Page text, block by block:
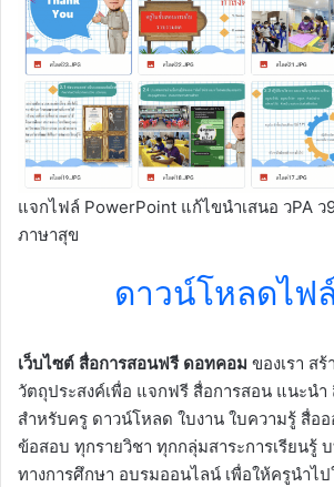
แจกไฟล์ PowerPoint แก้ไขนำเสนอ วPA
ภาษาสุข
ดาวน์โหลดไฟ
เว็บไซต์ สื่อการสอนฟรี ดอทคอม ของเรา ส
วัตถุประสงค์เพื่อ แจกฟรี สื่อการสอน แนะน
สำหรับครู ดาวน์โหลด ใบงาน ใบความรู้ สื่อ
ข้อสอบ ทุกรายวิชา ทุกกลุ่มสาระการเรียนรู้
ทางการศึกษา อบรมออนไลน์ เพื่อให้ครูนำไ